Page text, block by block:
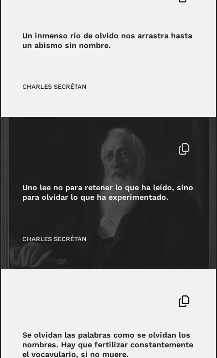
Un inmenso río de olvido nos arrastra hasta
un abismo sin nombre.
CHARLES SECRÉTAN
Uno lee no para retener lo que ha leído, sino
para olvidar lo que ha experimentado.
CHARLES SECRÉTAN
Se olvidan las palabras como se olvidan los
nombres. Hay que fertilizar constantemente
el vocavulario, si no muere.